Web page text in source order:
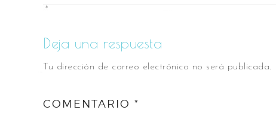
Deja una respuesta
Tu dirección de correo electrónico no será publicada.
COMENTARIO *